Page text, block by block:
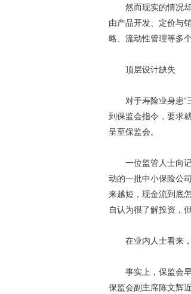
然而现实的情况却
由产品开发、定价与
略、流动性管理等多
顶层设计缺失
对于寿险业身患“三
到保监会指令，要求
呈至保监会。
一位监管人士向记
动的一批中小保险公
来越短，现金流到底
自认为很了解投资，
在业内人士看来，
事实上，保监会早
保监会副主席陈文辉